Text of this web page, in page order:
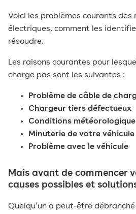
Voici les problèmes courants des
électriques, comment les
résoudre.
Les raisons courantes pour
charge pas sont les suivantes :
Problème de câble de
Chargeur tiers défectueux
Conditions
Minuterie de votre véhicule
Problème avec le véhicule
Mais avant de commencer
causes possibles et
Quelqu’un a peut-être